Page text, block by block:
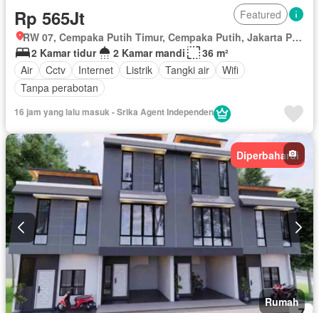
Rp 565Jt
Featured
RW 07, Cempaka Putih Timur, Cempaka Putih, Jakarta Pusat, Daerah Khusus Ibukota Jakarta
2 Kamar tidur
2 Kamar mandi
36 m²
Air
Cctv Internet Listrik Tangki air
Wifi
Tanpa perabotan
16 jam yang lalu masuk - Srika Agent Independen
Diperbaharui
Rumah